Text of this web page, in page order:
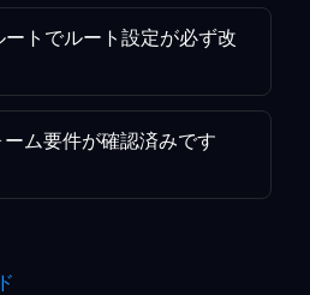
トでルート設定が必ず改
ム要件が確認済みです